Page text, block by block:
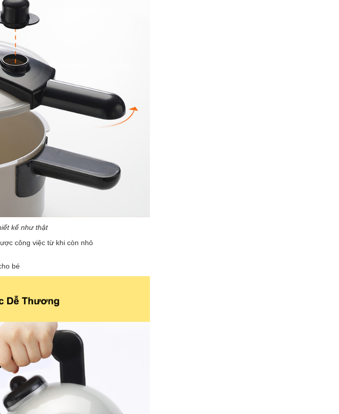
kế như thật
công việc từ khi còn nhỏ
bé